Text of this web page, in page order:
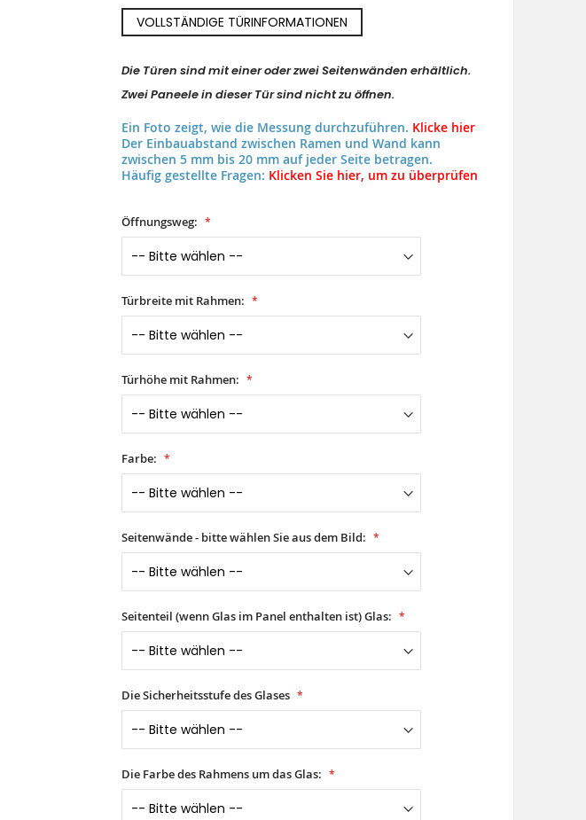
VOLLSTÄNDIGE TÜRINFORMATIONEN
Die Türen sind mit einer oder zwei Seitenwänden erhältlich.
Zwei Paneele in dieser Tür sind nicht zu öffnen.
Ein Foto zeigt, wie die Messung durchzuführen. Klicke hier
Der Einbauabstand zwischen Ramen und Wand kann
zwischen 5 mm bis 20 mm auf jeder Seite betragen.
Häufig gestellte Fragen: Klicken Sie hier, um zu überprüfen
Öffnungsweg:
Türbreite mit Rahmen:
Türhöhe mit Rahmen:
Farbe:
Seitenwände - bitte wählen Sie aus dem Bild:
Seitenteil (wenn Glas im Panel enthalten ist) Glas:
Die Sicherheitsstufe des Glases
Die Farbe des Rahmens um das Glas: